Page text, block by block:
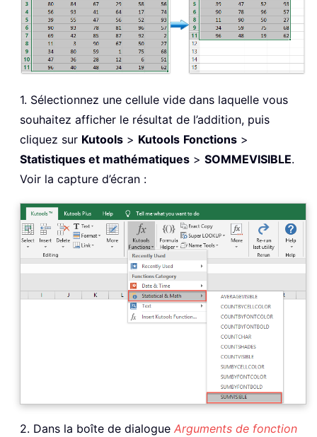
1. Sélectionnez une cellule vide dans laquelle vous
souhaitez afficher le résultat de l’addition, puis
cliquez sur Kutools > Kutools Fonctions >
Statistiques et mathématiques > SOMMEVISIBLE.
Voir la capture d’écran :
2. Dans la boîte de dialogue Arguments de fonction